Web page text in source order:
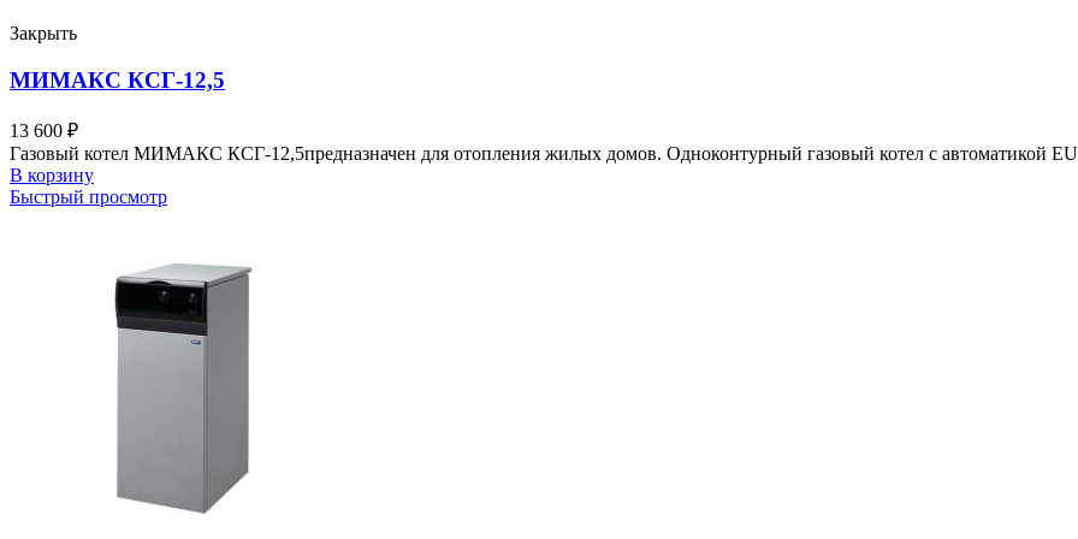
Закрыть
МИМАКС КСГ-12,5
13 600 ₽
Газовый котел МИМАКС КСГ-12,5предназначен для отопления жилых домов. Одноконтурный газовый котел с автоматикой
В корзину
Быстрый просмотр